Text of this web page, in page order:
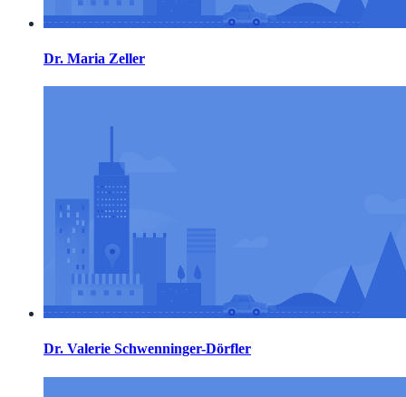
Dr. Maria Zeller
Dr. Valerie Schwenninger-Dörfler